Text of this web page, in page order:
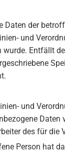
der
und
Entfällt
und
des für die
Person hat